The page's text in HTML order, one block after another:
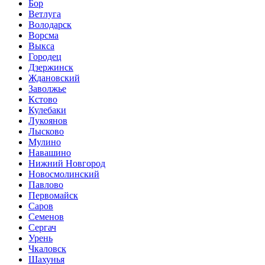
Бор
Ветлуга
Володарск
Ворсма
Выкса
Городец
Дзержинск
Ждановский
Заволжье
Кстово
Кулебаки
Лукоянов
Лысково
Мулино
Навашино
Нижний Новгород
Новосмолинский
Павлово
Первомайск
Саров
Семенов
Сергач
Урень
Чкаловск
Шахунья